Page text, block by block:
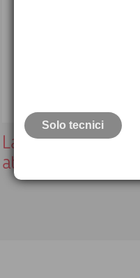
Lampada LED
attacchi
Solo tecnici